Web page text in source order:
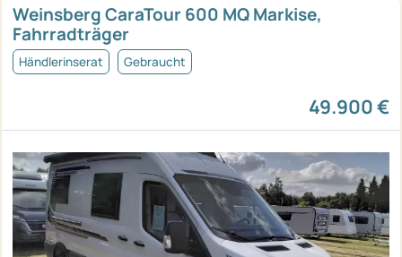
Weinsberg CaraTour 600 MQ Markise,
Fahrradträger
Händlerinserat Gebraucht
49.900 €